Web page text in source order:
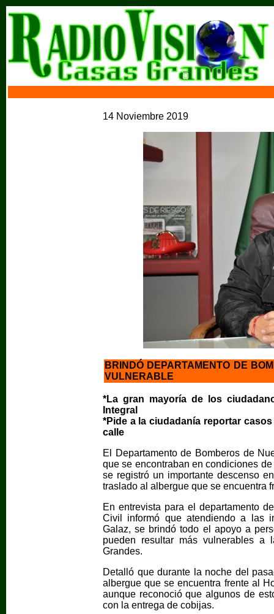
14 Noviembre 2019
BRINDÓ DEPARTAMENTO DE
VULNERABLE
*La gran mayoría de los
Integral
*Pide a la ciudadanía reportar
calle
El Departamento de Bomberos de
que se encontraban en condiciones
se registró un importante descenso
traslado al albergue que se encuentra
En entrevista para el departamento
Civil informó que atendiendo a las
Galaz, se brindó todo el apoyo a
pueden resultar más vulnerables a
Grandes.
Detalló que durante la noche del
albergue que se encuentra frente al
aunque reconoció que algunos de
con la entrega de cobijas.